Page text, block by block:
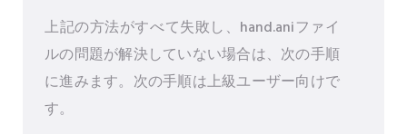
上記の方法がすべて失敗し、hand.aniファイ
ルの問題が解決していない場合は、次の手順
に進みます。次の手順は上級ユーザー向けで
す。